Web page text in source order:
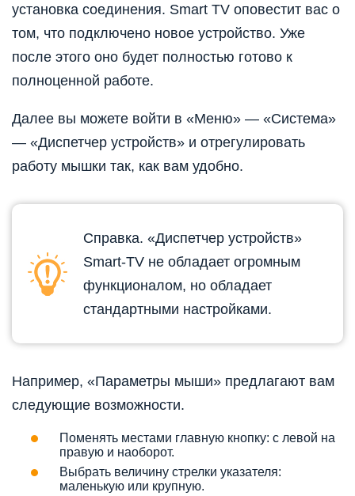
установка соединения. Smart TV оповестит вас о
том, что подключено новое устройство. Уже
после этого оно будет полностью готово к
полноценной работе.
Далее вы можете войти в «Меню» — «Система»
— «Диспетчер устройств» и отрегулировать
работу мышки так, как вам удобно.
Справка. «Диспетчер устройств»
Smart-TV не обладает огромным
функционалом, но обладает
стандартными настройками.
Например, «Параметры мыши» предлагают вам
следующие возможности.
Поменять местами главную кнопку: с левой на
правую и наоборот.
Выбрать величину стрелки указателя:
маленькую или крупную.